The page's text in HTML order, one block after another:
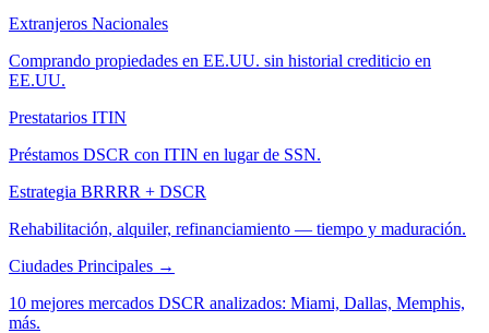
Extranjeros Nacionales
Comprando propiedades en EE.UU. sin historial crediticio en
EE.UU.
Prestatarios ITIN
Préstamos DSCR con ITIN en lugar de SSN.
Estrategia BRRRR + DSCR
Rehabilitación, alquiler, refinanciamiento — tiempo y maduración.
Ciudades Principales →
10 mejores mercados DSCR analizados: Miami, Dallas, Memphis,
más.